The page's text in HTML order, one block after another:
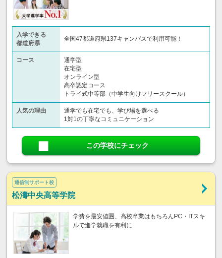
入学できる
都道府県
全国47都道府県137キャンパスで利用可能！
コース
通学型
在宅型
オンライン型
高卒認定コース
トライ式中等部（中学生向けフリースクール）​
人気の理由
通学でも在宅でも、学び場を選べる
1対1の丁寧なコミュニケーション
この学校にチェック
通信制サポート校
松濤中央高等学院
学費を最安値圏、高校卒業はもちろんPC・ITスキ
ルで進学就職を有利に